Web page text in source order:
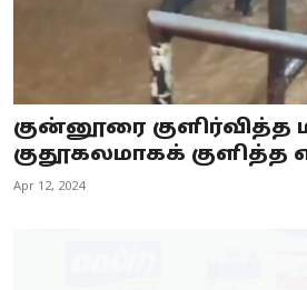
குன்னூரை குளிர்வித்த
குதூகலமாகக் குளித்த
Apr 12, 2024